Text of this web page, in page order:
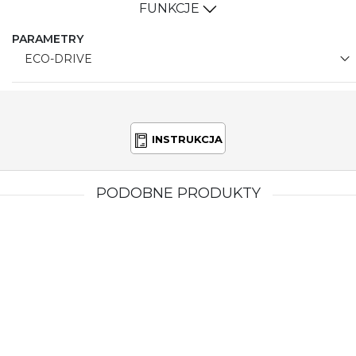
FUNKCJE
PARAMETRY
ECO-DRIVE
INSTRUKCJA
PODOBNE PRODUKTY